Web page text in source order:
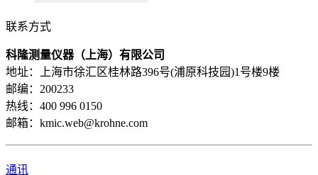
联系方式
科隆测量仪器（上海）有限公司
地址：上海市徐汇区桂林路396号(浦原科技园)1号楼9楼
邮编：200233
热线：400 996 0150
邮箱：kmic.web@krohne.com
通讯